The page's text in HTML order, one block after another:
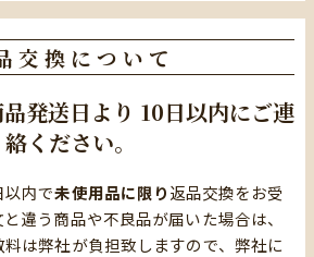
交換について
発送日より 10日以内にご連
絡ください。
以内で未使用品に限り返品交換をお受
違う商品や不良品が届いた場合は、
は弊社が負担致しますので、弊社に